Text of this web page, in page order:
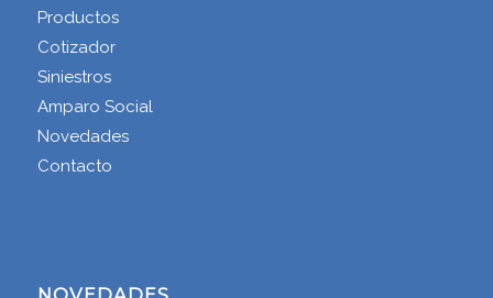
Productos
Cotizador
Siniestros
Amparo Social
Novedades
Contacto